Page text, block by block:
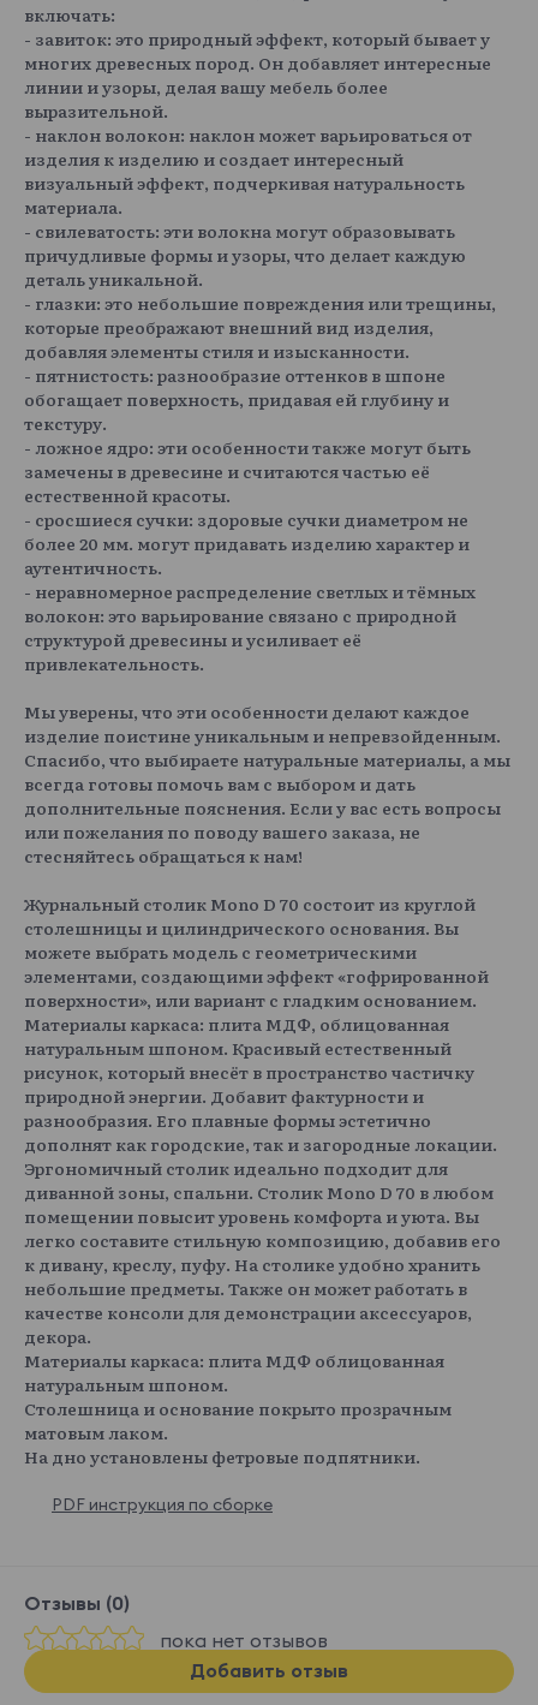
включать:
- завиток: это природный эффект, который бывает у
многих древесных пород. Он добавляет интересные
линии и узоры, делая вашу мебель более
выразительной.
- наклон волокон: наклон может варьироваться от
изделия к изделию и создает интересный
визуальный эффект, подчеркивая натуральность
материала.
- свилеватость: эти волокна могут образовывать
причудливые формы и узоры, что делает каждую
деталь уникальной.
- глазки: это небольшие повреждения или трещины,
которые преображают внешний вид изделия,
добавляя элементы стиля и изысканности.
- пятнистость: разнообразие оттенков в шпоне
обогащает поверхность, придавая ей глубину и
текстуру.
- ложное ядро: эти особенности также могут быть
замечены в древесине и считаются частью её
естественной красоты.
- сросшиеся сучки: здоровые сучки диаметром не
более 20 мм. могут придавать изделию характер и
аутентичность.
- неравномерное распределение светлых и тёмных
волокон: это варьирование связано с природной
структурой древесины и усиливает её
привлекательность.
Мы уверены, что эти особенности делают каждое
изделие поистине уникальным и непревзойденным.
Спасибо, что выбираете натуральные материалы, а мы
всегда готовы помочь вам с выбором и дать
дополнительные пояснения. Если у вас есть вопросы
или пожелания по поводу вашего заказа, не
стесняйтесь обращаться к нам!
Журнальный столик Mono D 70 состоит из круглой
столешницы и цилиндрического основания. Вы
можете выбрать модель с геометрическими
элементами, создающими эффект «гофрированной
поверхности», или вариант с гладким основанием.
Материалы каркаса: плита МДФ, облицованная
натуральным шпоном. Красивый естественный
рисунок, который внесёт в пространство частичку
природной энергии. Добавит фактурности и
разнообразия. Его плавные формы эстетично
дополнят как городские, так и загородные локации.
Эргономичный столик идеально подходит для
диванной зоны, спальни. Столик Mono D 70 в любом
помещении повысит уровень комфорта и уюта. Вы
легко составите стильную композицию, добавив его
к дивану, креслу, пуфу. На столике удобно хранить
небольшие предметы. Также он может работать в
качестве консоли для демонстрации аксессуаров,
декора.
Материалы каркаса: плита МДФ облицованная
натуральным шпоном.
Столешница и основание покрыто прозрачным
матовым лаком.
На дно установлены фетровые подпятники.
PDF инструкция по сборке
Отзывы (0)
пока нет отзывов
Добавить отзыв